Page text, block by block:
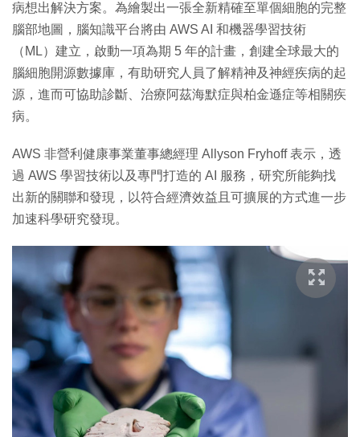
病想出解決方案。為繪製出一張全新精確至單個細胞的完整
腦部地圖，腦知識平台將由 AWS AI 和機器學習技術
（ML）建立，啟動一項為期 5 年的計畫，創建全球最大的
腦細胞開源數據庫，有助研究人員了解精神及神經疾病的起
源，進而可協助診斷、治療阿茲海默症與柏金遜症等相關疾
病。
AWS 非營利健康事業董事總經理 Allyson Fryhoff 表示，透
過 AWS 學習技術以及專門打造的 AI 服務，研究所能夠找
出新的關聯和發現，以符合經濟效益且可擴展的方式進一步
加速科學研究發現。